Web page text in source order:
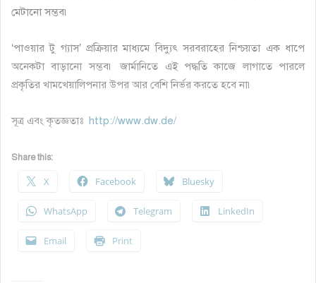
মেটানো সম্ভব৷
‘পাওয়ার টু গ্যাস’ প্রক্রিয়ার মাধ্যমে বিদ্যুৎ সরবরাহের নিশ্চয়তা এক ধাপে
অনেকটা বাড়ানো সম্ভব৷ জার্মানিতে এই পদ্ধতি কাজে লাগাতে পারলে
প্রকৃতির খামখেয়ালিপনার উপর আর বেশি নির্ভর করতে হবে না৷
সূত্র এবং কৃতজ্ঞতাঃ http://www.dw.de/
Share this:
X Facebook Bluesky
WhatsApp Telegram LinkedIn
Email Print